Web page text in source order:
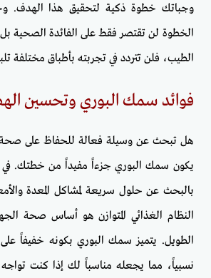
وجباتك خطوة ذكية لتحقيق هذا الهدف.
الخطوة لن تقتصر فقط على الفائدة الصحية
الطيب، فلن تتردد في تجربته بأطباق مختلفة
فوائد سمك البوري وتحسين
هل تبحث عن وسيلة فعالة للحفاظ على
يكون سمك البوري جزءاً مفيداً من خطتك. في
بالبحث عن حلول سريعة لمشاكل المعدة
النظام الغذائي المتوازن هو أساس صحة
الطويل. يتميز سمك البوري بكونه خفيفاً
نسبياً، مما يجعله مناسباً لك إذا كنت